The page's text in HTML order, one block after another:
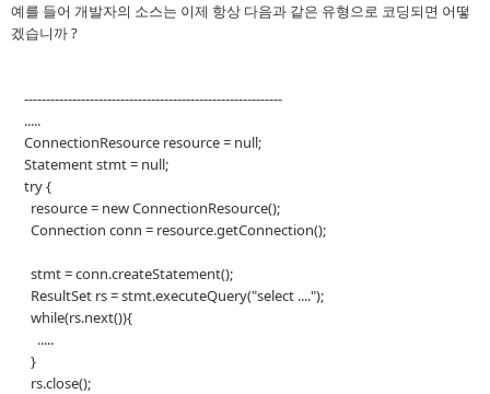
예를 들어 개발자의 소스는 이제 항상 다음과 같은 유형으로 코딩되면 어떻
겠습니까 ?
-----------------------------------------------------------
.....
ConnectionResource resource = null;
Statement stmt = null;
try {
resource = new ConnectionResource();
Connection conn = resource.getConnection();
stmt = conn.createStatement();
ResultSet rs = stmt.executeQuery("select ....");
while(rs.next()){
.....
}
rs.close();